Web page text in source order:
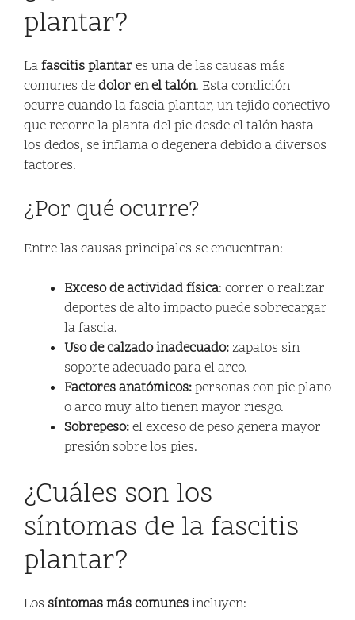
plantar?
Lafascitis plantares una de las causas más
comunes dedolor en el talón. Esta condición
ocurre cuando la fascia plantar, un tejido conectivo
que recorre la planta del pie desde el talón hasta
los dedos, se inflama o degenera debido a diversos
factores.
¿Por qué ocurre?
Entre las causas principales se encuentran:
Exceso de actividad física: correr o realizar
deportes de alto impacto puede sobrecargar
la fascia.
Uso de calzado inadecuado:zapatos sin
soporte adecuado para el arco.
Factores anatómicos:personas con pie plano
o arco muy alto tienen mayor riesgo.
Sobrepeso:el exceso de peso genera mayor
presión sobre los pies.
¿Cuáles son los
síntomas de la fascitis
plantar?
Los síntomas más comunesincluyen: